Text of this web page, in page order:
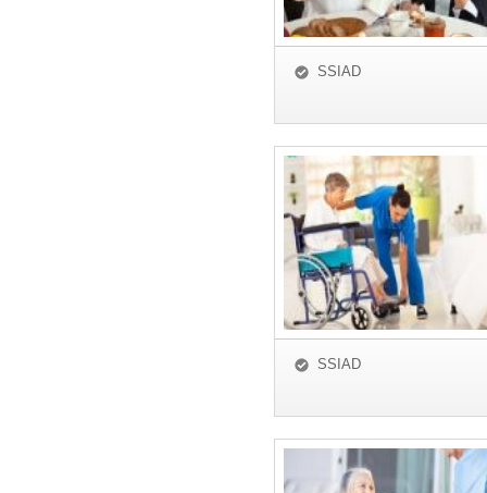
SSIAD
SSIAD